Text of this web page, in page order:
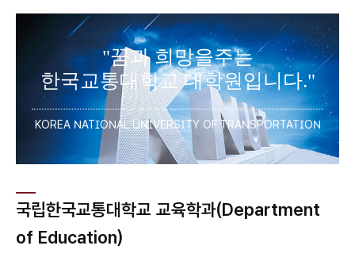
"꿈과 희망을주는
한국교통대학교 대학원입니다."
KOREA NATIONAL UNIVERSITY OF TRANSPORTATION
국립한국교통대학교 교육학과(Department
of Education)